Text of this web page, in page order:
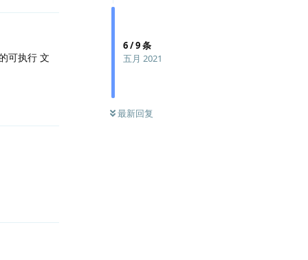
6/9条
五月 2021
最新回复
可执行 文